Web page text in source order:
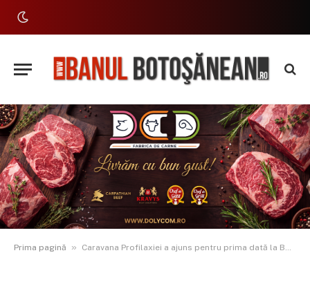
Prima pagină » Caravana Profilaxiei a ajuns pentru prima dată la Botoșani: Educație dentară pentru copii și adulți